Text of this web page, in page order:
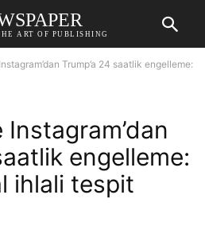
ART OF PUBLISHING
Trump’a 24 saatlik engelleme:
engelleme:
ihlali tespit